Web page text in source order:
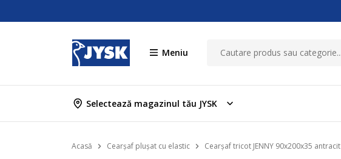
Meniu
Selectează magazinul tău JYSK
Acasă Cearșaf plușat cu elastic Cearșaf tricot JENNY 90x200x35 antracit